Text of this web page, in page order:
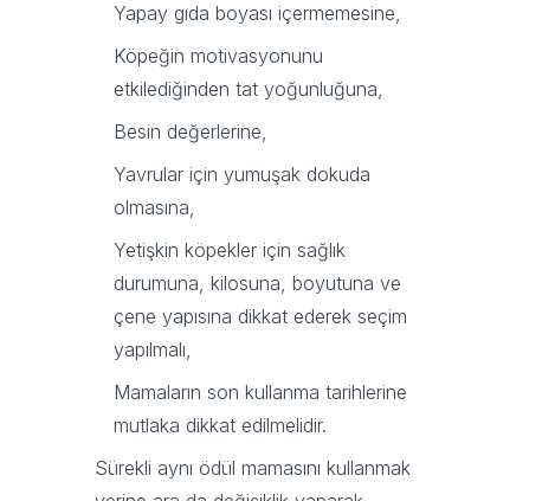
Yapay gıda boyası içermemesine,
Köpeğin motivasyonunu
etkilediğinden tat yoğunluğuna,
Besin değerlerine,
Yavrular için yumuşak dokuda
olmasına,
Yetişkin köpekler için sağlık
durumuna, kilosuna, boyutuna ve
çene yapısına dikkat ederek seçim
yapılmalı,
Mamaların son kullanma tarihlerine
mutlaka dikkat edilmelidir.
Sürekli aynı ödül mamasını kullanmak